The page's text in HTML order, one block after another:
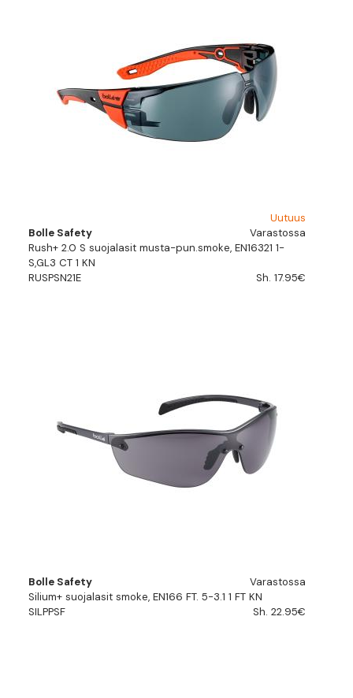
Uutuus
Bolle Safety
Varastossa
Rush+ 2.0 S suojalasit musta-pun.smoke, EN16321 1-
S,GL3 CT 1 KN
RUSPSN21E
Sh. 17.95€
Bolle Safety
Varastossa
Silium+ suojalasit smoke, EN166 FT. 5-3.1 1 FT KN
SILPPSF
Sh. 22.95€